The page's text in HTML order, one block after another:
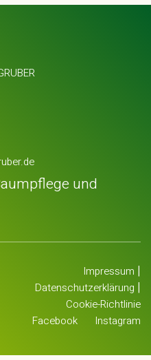
und
Impressum |
Datenschutzerklärung |
Cookie-Richtlinie
Facebook
Instagram